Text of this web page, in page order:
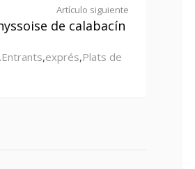
Artículo siguiente
de calabacín
,Entrants,exprés,Plats de